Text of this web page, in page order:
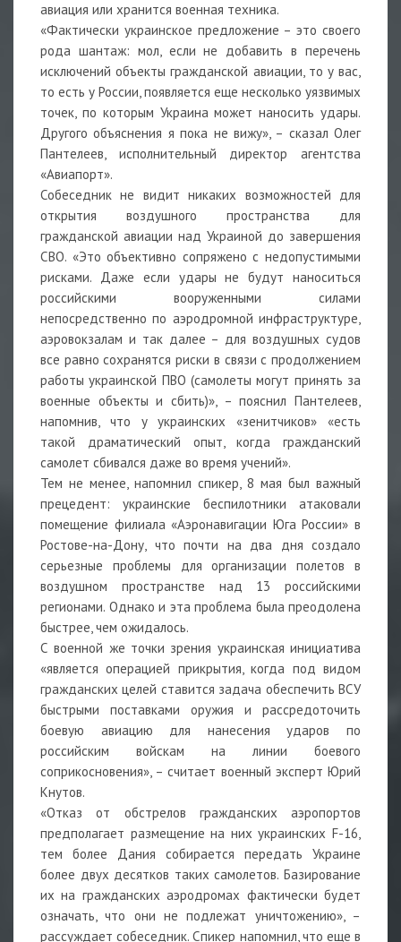
авиация или хранится военная техника.
«Фактически украинское предложение – это своего
рода шантаж: мол, если не добавить в перечень
исключений объекты гражданской авиации, то у вас,
то есть у России, появляется еще несколько уязвимых
точек, по которым Украина может наносить удары.
Другого объяснения я пока не вижу», – сказал Олег
Пантелеев, исполнительный директор агентства
«Авиапорт».
Собеседник не видит никаких возможностей для
открытия воздушного пространства для
гражданской авиации над Украиной до завершения
СВО. «Это объективно сопряжено с недопустимыми
рисками. Даже если удары не будут наноситься
российскими вооруженными силами
непосредственно по аэродромной инфраструктуре,
аэровокзалам и так далее – для воздушных судов
все равно сохранятся риски в связи с продолжением
работы украинской ПВО (самолеты могут принять за
военные объекты и сбить)», – пояснил Пантелеев,
напомнив, что у украинских «зенитчиков» «есть
такой драматический опыт, когда гражданский
самолет сбивался даже во время учений».
Тем не менее, напомнил спикер, 8 мая был важный
прецедент: украинские беспилотники атаковали
помещение филиала «Аэронавигации Юга России» в
Ростове-на-Дону, что почти на два дня создало
серьезные проблемы для организации полетов в
воздушном пространстве над 13 российскими
регионами. Однако и эта проблема была преодолена
быстрее, чем ожидалось.
С военной же точки зрения украинская инициатива
«является операцией прикрытия, когда под видом
гражданских целей ставится задача обеспечить ВСУ
быстрыми поставками оружия и рассредоточить
боевую авиацию для нанесения ударов по
российским войскам на линии боевого
соприкосновения», – считает военный эксперт Юрий
Кнутов.
«Отказ от обстрелов гражданских аэропортов
предполагает размещение на них украинских F-16,
тем более Дания собирается передать Украине
более двух десятков таких самолетов. Базирование
их на гражданских аэродромах фактически будет
означать, что они не подлежат уничтожению», –
рассуждает собеседник. Спикер напомнил, что еще в